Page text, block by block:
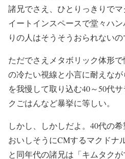
諸兄でさえ、ひとりっきりでマ
イートインスペースで堂々ハ
りの人はそうそうおられない
ただでさえメタボリック体形
の冷たい視線と小言に耐えな
を我慢して取り込む40～50代
クごはんなど暴挙に等しい。
しかし、しかしだよ。40代の
おいしそうにCMするマクドナ
と同年代の諸兄は「キムタク